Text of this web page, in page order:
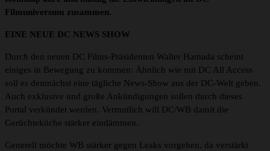
Filmuniversum zusammen.
EINE NEUE DC NEWS SHOW
Durch den neuen DC Films-Präsidenten Walter Hamada scheint
einiges in Bewegung zu kommen: Ähnlich wie mit DC All Access
soll es demnächst eine tägliche News-Show aus der DC-Welt geben.
Auch exklusive und große Ankündigungen sollen durch dieses
Portal verkündet werden. Vermutlich will DC/WB damit die
Gerüchteküche stärker eindämmen.
Generell möchte WB stärker gegen Leaks vorgehen, da verstärkt